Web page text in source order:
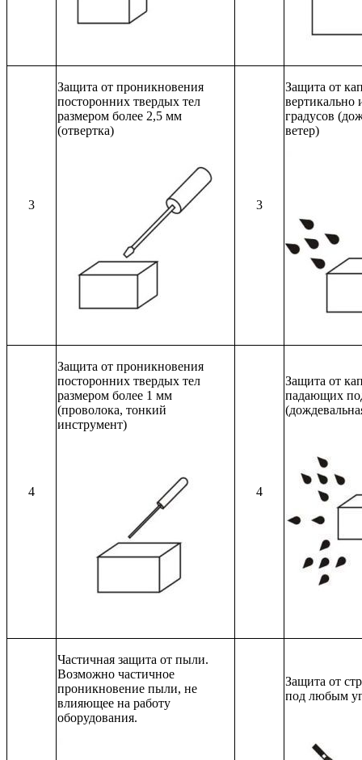
3
Защита от проникновения
посторонних твердых тел
размером более 2,5 мм
(отвертка)
3
Защита от
вертикально
градусов
ветер)
4
Защита от проникновения
посторонних твердых тел
размером более 1 мм
(проволока, тонкий
инструмент)
4
Защита от
падающих
Частичная защита от пыли.
Возможно частичное
проникновение пыли, не
влияющее на работу
оборудования.
Защита от
под любым